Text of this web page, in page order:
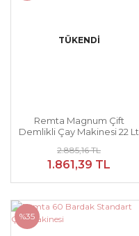
TÜKENDİ
Remta Magnum Çift
Demlikli Çay Makinesi 22 Lt
2.885,16 TL
1.861,39 TL
%35